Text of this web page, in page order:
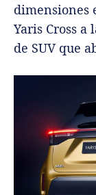
dimensiones
Yaris Cross a
de SUV que